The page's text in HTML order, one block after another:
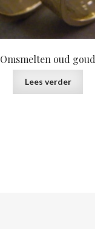
Omsmelten oud goud
Lees verder